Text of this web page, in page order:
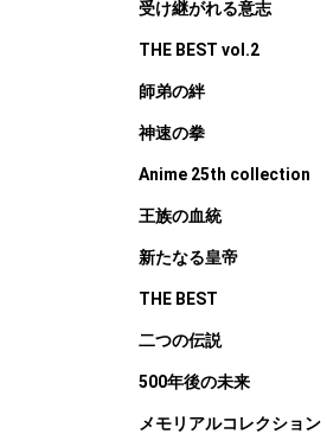
受け継がれる意志
THE BEST vol.2
師弟の絆
神速の拳
Anime 25th collection
王族の血統
新たなる皇帝
THE BEST
二つの伝説
500年後の未来
メモリアルコレクション